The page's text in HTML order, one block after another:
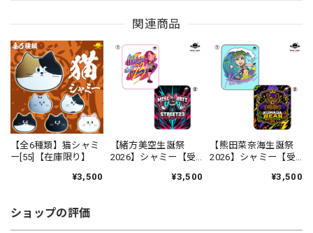
関連商品
【全6種類】猫シャミ
ー[55]【在庫限り】
¥3,500
【緒方美空生誕祭
2026】シャミー【受
¥3,500
【熊田菜奈海生誕祭
2026】シャミー【受
¥3,500
ショップの評価